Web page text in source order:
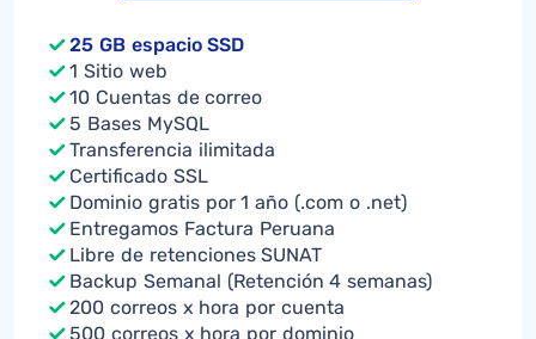
25 GB espacio SSD
1 Sitio web
10 Cuentas de correo
5 Bases MySQL
Transferencia ilimitada
Certificado SSL
Dominio gratis por 1 año (.com o .net)
Entregamos Factura Peruana
Libre de retenciones SUNAT
Backup Semanal (Retención 4 semanas)
200 correos x hora por cuenta
500 correos x hora por dominio